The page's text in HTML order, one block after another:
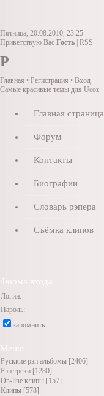
Пятница, 20.08.2010, 23:25
Приветствую Вас Гость RSS
Р
Главная • Регистрация • Вход
Самые красивые темы для Ucoz
Главная страница
Форум
Контакты
Биографии
Словарь рэпера
Съёмка клипов
Форма входа
Логин:
Пароль:
запомнить
Меню
Русккие рэп альбомы [2406]
Рэп треки [1280]
On-line клипы [157]
Клипы [578]